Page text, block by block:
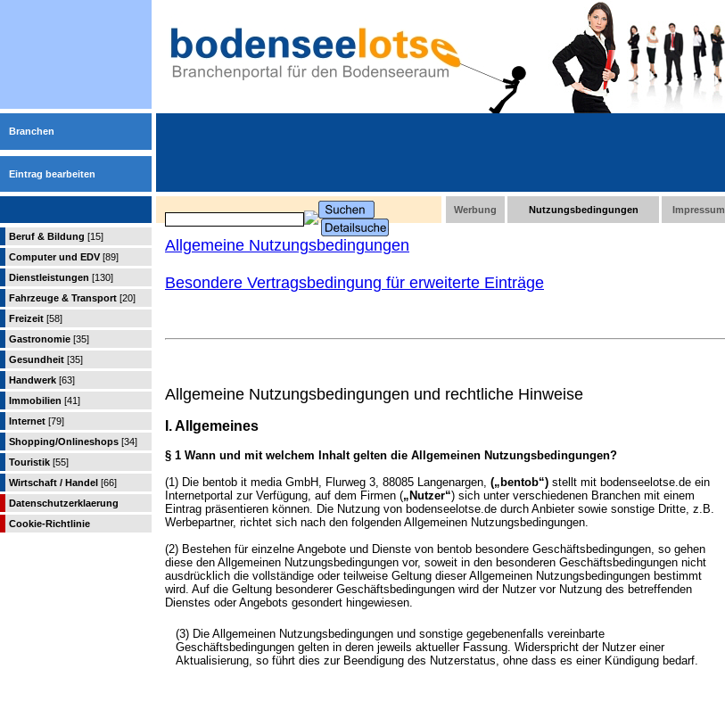
Branchen
Eintrag bearbeiten
Werbung Nutzungsbedingungen Impressum
Beruf & Bildung [15]
Computer und EDV [89]
Dienstleistungen [130]
Fahrzeuge & Transport [20]
Freizeit [58]
Gastronomie [35]
Gesundheit [35]
Handwerk [63]
Immobilien [41]
Internet [79]
Shopping/Onlineshops [34]
Touristik [55]
Wirtschaft / Handel [66]
Datenschutzerklaerung
Cookie-Richtlinie
Allgemeine Nutzungsbedingungen
Besondere Vertragsbedingung für erweiterte Einträge
Allgemeine Nutzungsbedingungen und rechtliche Hinweise
I. Allgemeines
§ 1 Wann und mit welchem Inhalt gelten die Allgemeinen Nutzungsbedingungen?
(1) Die bentob it media GmbH, Flurweg 3, 88085 Langenargen, („bentob“) stellt mit bodenseelotse.de ein
Internetportal zur Verfügung, auf dem Firmen („Nutzer“) sich unter verschiedenen Branchen mit einem
Eintrag präsentieren können. Die Nutzung von bodenseelotse.de durch Anbieter sowie sonstige Dritte, z.B.
Werbepartner, richtet sich nach den folgenden Allgemeinen Nutzungsbedingungen.
(2) Bestehen für einzelne Angebote und Dienste von bentob besondere Geschäftsbedingungen, so gehen
diese den Allgemeinen Nutzungsbedingungen vor, soweit in den besonderen Geschäftsbedingungen nicht
ausdrücklich die vollständige oder teilweise Geltung dieser Allgemeinen Nutzungsbedingungen bestimmt
wird. Auf die Geltung besonderer Geschäftsbedingungen wird der Nutzer vor Nutzung des betreffenden
Dienstes oder Angebots gesondert hingewiesen.
(3) Die Allgemeinen Nutzungsbedingungen und sonstige gegebenenfalls vereinbarte
Geschäftsbedingungen gelten in deren jeweils aktueller Fassung. Widerspricht der Nutzer einer
Aktualisierung, so führt dies zur Beendigung des Nutzerstatus, ohne dass es einer Kündigung bedarf.